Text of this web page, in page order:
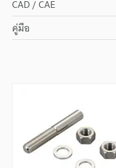
CAD / CAE
คู่มือ